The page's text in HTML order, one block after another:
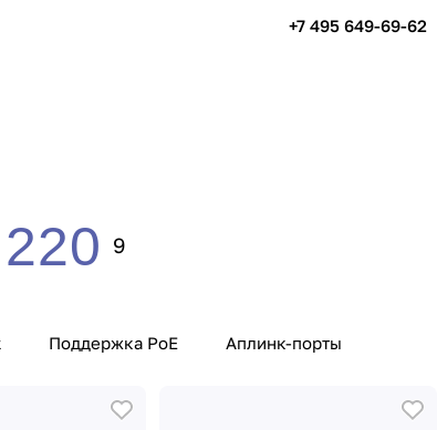
+7 495 649-69-62
9
Поддержка PoE Аплинк-порты